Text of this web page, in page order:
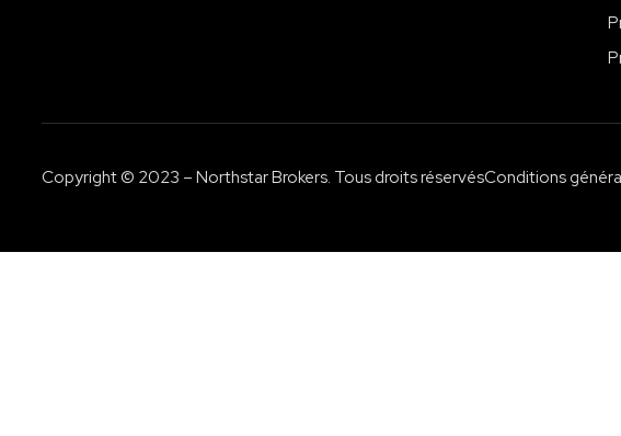
Copyright © 2023 – Northstar Brokers. Tous droits réservésConditions